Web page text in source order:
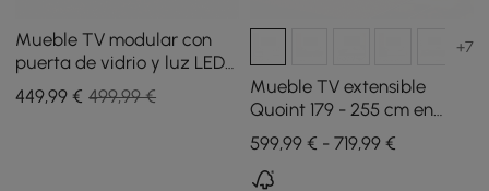
Mueble TV modular con
puerta de vidrio y luz LED
de 240 cm en color nogal
449,99 € 499,99 €
+7
Mueble TV extensible
Quoint 179 - 255 cm en
madera con luz y 3 cajones
- blanco
599,99 € - 719,99 €